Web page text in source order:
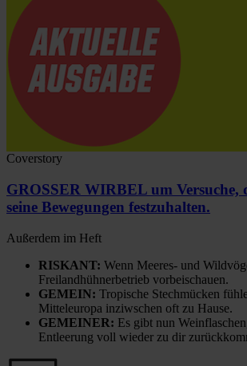
Coverstory
GROSSER WIRBEL um Versuche,
seine Bewegungen festzuhalten.
Außerdem im Heft
RISKANT: Wenn Meeres- und
Freilandhühnerbetrieb vorbeischauen.
GEMEIN: Tropische Stechmücken
Mitteleuropa inziwschen oft zu Hause.
GEMEINER: Es gibt nun
Entleerung voll wieder zu dir